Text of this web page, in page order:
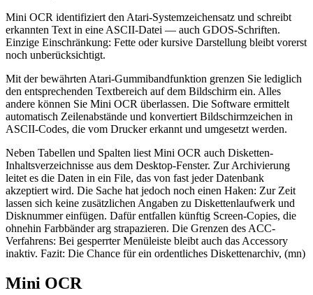
Mini OCR identifiziert den Atari-Systemzeichensatz und schreibt
erkannten Text in eine ASCII-Datei — auch GDOS-Schriften.
Einzige Einschränkung: Fette oder kursive Darstellung bleibt vorerst
noch unberücksichtigt.
Mit der bewährten Atari-Gummibandfunktion grenzen Sie lediglich
den entsprechenden Textbereich auf dem Bildschirm ein. Alles
andere können Sie Mini OCR überlassen. Die Software ermittelt
automatisch Zeilenabstände und konvertiert Bildschirmzeichen in
ASCII-Codes, die vom Drucker erkannt und umgesetzt werden.
Neben Tabellen und Spalten liest Mini OCR auch Disketten-
Inhaltsverzeichnisse aus dem Desktop-Fenster. Zur Archivierung
leitet es die Daten in ein File, das von fast jeder Datenbank
akzeptiert wird. Die Sache hat jedoch noch einen Haken: Zur Zeit
lassen sich keine zusätzlichen Angaben zu Diskettenlaufwerk und
Disknummer einfügen. Dafür entfallen künftig Screen-Copies, die
ohnehin Farbbänder arg strapazieren. Die Grenzen des ACC-
Verfahrens: Bei gesperrter Menüleiste bleibt auch das Accessory
inaktiv. Fazit: Die Chance für ein ordentliches Diskettenarchiv, (mn)
Mini OCR